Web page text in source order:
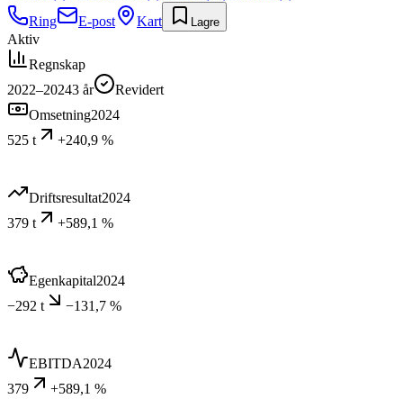
Ring
E-post Kart Lagre
Aktiv
Regnskap
2022–20243 år
Revidert
Omsetning2024
525 t
+240,9 %
Driftsresultat2024
379 t
+589,1 %
Egenkapital2024
−292 t
−131,7 %
EBITDA2024
379
+589,1 %